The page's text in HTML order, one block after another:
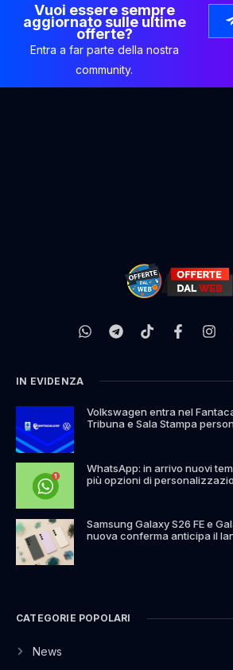
Vuoi essere sempre
aggiornato sulle ultime
offerte?
Entra a far parte della nostra
community.
IN EVIDENZA
Volkswagen entra nel
Tribuna e Sala Stampa
WhatsApp: in arrivo nuovi
più opzioni di
Samsung Galaxy S26 FE e
nuova conferma anticipa il
CATEGORIE POPOLARI
News